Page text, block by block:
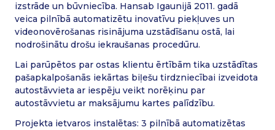
izstrāde un būvniecība. Hansab Igaunijā 2011. gadā
veica pilnībā automatizētu inovatīvu piekļuves un
videonovērošanas risinājuma uzstādīšanu ostā, lai
nodrošinātu drošu iekraušanas procedūru.
Lai parūpētos par ostas klientu ērtībām tika uzstādītas
pašapkalpošanās iekārtas biļešu tirdzniecībai izveidota
autostāvvieta ar iespēju veikt norēķinu par
autostāvvietu ar maksājumu kartes palīdzību.
Projekta ietvaros instalētas: 3 pilnībā automatizētas